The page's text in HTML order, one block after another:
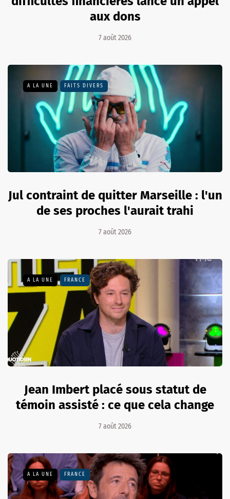
aux dons
7 août 2026
A LA UNE FAITS DIVERS
Jul contraint de quitter Marseille : l'un
de ses proches l'aurait trahi
7 août 2026
A LA UNE FRANCE
Jean Imbert placé sous statut de
témoin assisté : ce que cela change
7 août 2026
A LA UNE FRANCE